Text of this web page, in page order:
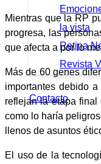
la vista
Retina
Revista
Contacto
Mientras que la RP
progresa, las
que afecta a por lo
Más de 60 genes
importantes debido
reflejan la etapa
como lo haría
llenos de asuntos
El uso de la